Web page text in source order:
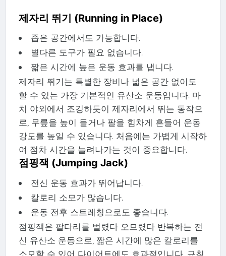
제자리 뛰기 (Running in Place)
좁은 공간에서도 가능합니다.
별다른 도구가 필요 없습니다.
짧은 시간에 높은 운동 효과를 냅니다.
제자리 뛰기는 특별한 장비나 넓은 공간 없이도
할 수 있는 가장 기본적인 유산소 운동입니다. 마
치 야외에서 조깅하듯이 제자리에서 뛰는 동작으
로, 무릎을 높이 들거나 팔을 힘차게 흔들어 운동
강도를 높일 수 있습니다. 처음에는 가볍게 시작하
여 점차 시간을 늘려나가는 것이 중요합니다.
점핑잭 (Jumping Jack)
전신 운동 효과가 뛰어납니다.
칼로리 소모가 많습니다.
운동 전후 스트레칭으로도 좋습니다.
점핑잭은 팔다리를 벌렸다 오므렸다 반복하는 전
신 유산소 운동으로, 짧은 시간에 많은 칼로리를
소모할 수 있어 다이어트에도 효과적입니다. 규칙